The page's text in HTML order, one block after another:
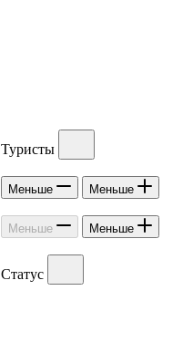
Туристы
Меньше Меньше
Меньше Меньше
Статус